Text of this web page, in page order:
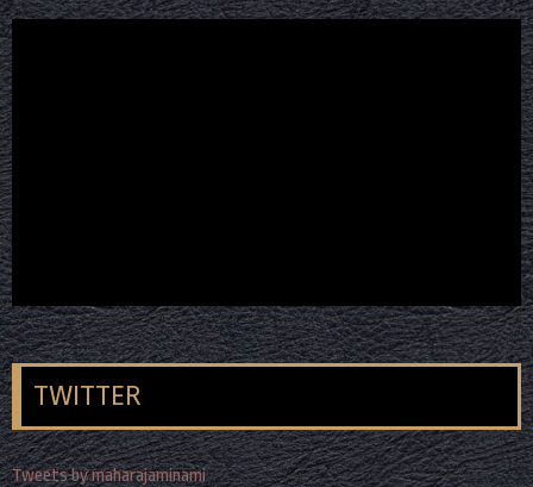
TWITTER
Tweets by maharajaminami